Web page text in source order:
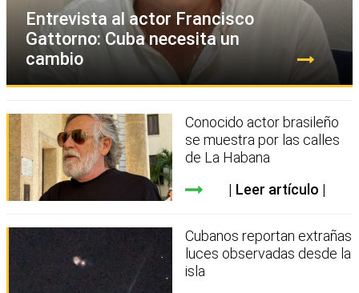
Entrevista al actor Francisco
Gattorno: Cuba necesita un
cambio
Conocido actor brasileño
se muestra por las calles
de La Habana
Leer artículo
Cubanos reportan extrañas
luces observadas desde la
isla